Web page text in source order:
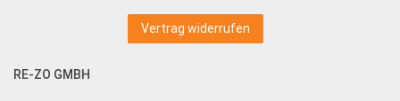
Vertrag widerrufen
RE-ZO GMBH